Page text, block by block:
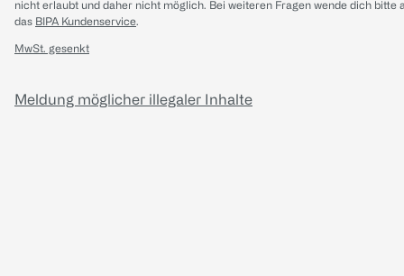
nicht erlaubt und daher nicht möglich. Bei weiteren Fragen wende dich bitte
das BIPA Kundenservice.
MwSt. gesenkt
Meldung möglicher illegaler Inhalte